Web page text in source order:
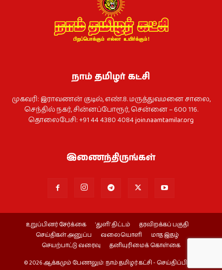
நாம் தமிழர் கட்சி
முகவரி: இராவணன் குடில், எண்.8. மருத்துவமனை சாலை,
செந்தில் நகர், சின்னப்போரூர், சென்னை – 600 116.
தொலைபேசி: +91 44 4380 4084join.naamtamilar.org
இணைந்திருங்கள்
உறுப்பினர் சேர்க்கை ‘துளி’ திட்டம்
தரவிறக்கப் பகுதி
செய்திகள் அனுப்ப
வலையொளி
மாத இதழ்
செயற்பாட்டு வரைவு
தனியுரிமைக் கொள்கை
© 2026 ஆக்கமும் பேணலும்: நாம் தமிழர் கட்சி - செய்திப்பிரிவு